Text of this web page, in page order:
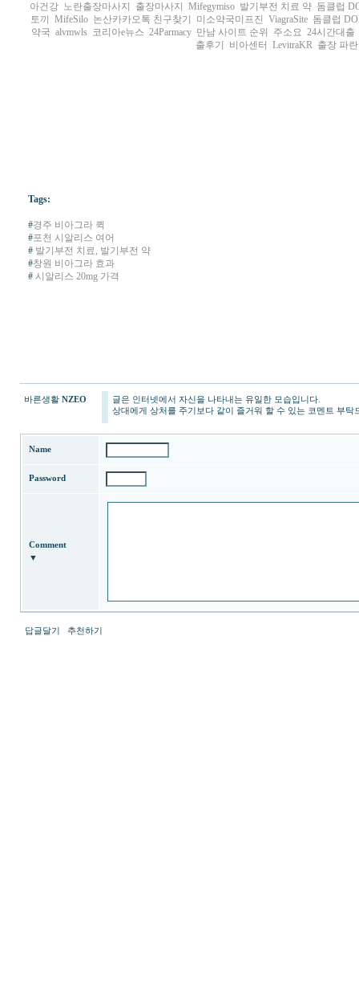
아건강 노란출장마사지 출장마사지 Mifegymiso 발기부전 치료 약 돔클럽
토끼
MifeSilo 논산카카오톡 친구찾기 미소약국미프진 ViagraSite 돔클럽
약국 alvmwls 코리아e뉴스 24Parmacy 만남 사이트 순위 주소요 24시간대출
출후기
비아센터 LevitraKR 출장 파
Tags:
#경주 비아그라 퀵
#포천 시알리스 여어
#발기부전 치료, 발기부전 약
#창원 비아그라 효과
#시알리스 20mg 가격
바른생활 NZEO
글은 인터넷에서 자신을 나타내는 유일한 모습입니다.
상대에게 상처를 주기보다 같이 즐거워 할 수 있는 코멘트 부탁
Name
Password
Comment
▼
답글달기 추천하기